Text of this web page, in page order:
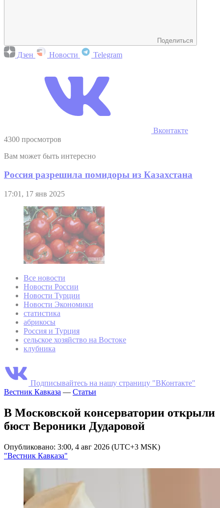
Поделиться
Дзен Новости Telegram
Вконтакте
4300 просмотров
Вам может быть интересно
Россия разрешила помидоры из Казахстана
17:01, 17 янв 2025
Все новости
Новости России
Новости Турции
Новости Экономики
статистика
абрикосы
Россия и Турция
сельское хозяйство на Востоке
клубника
Подписывайтесь на нашу страницу "ВКонтакте"
Вестник Кавказа — Статьи
В Московской консерватории открыли
бюст Вероники Дударовой
Опубликовано: 3:00, 4 авг 2026 (UTC+3 MSK)
"Вестник Кавказа"